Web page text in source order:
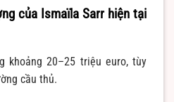
của Ismaïla Sarr hiện tại
khoảng 20–25 triệu euro, tùy
cầu thủ.